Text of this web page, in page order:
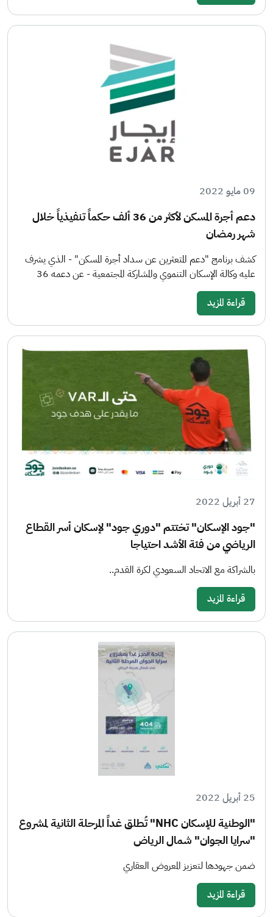
09 مايو 2022
دعم أجرة المسكن لأكثر من 36 ألف حكماً تنفيذياً خلال
شهر رمضان
كشف برنامج "دعم المتعثرين عن سداد أجرة المسكن" - الذي يشرف
عليه وكالة الإسكان التنموي والمشاركة المجتمعية - عن دعمه 36
قراءة المزيد
27 أبريل 2022
"جود الإسكان" تختتم "دوري جود" لإسكان أسر القطاع
الرياضي من فئة الأشد احتياجا
بالشراكة مع الاتحاد السعودي لكرة القدم..
قراءة المزيد
25 أبريل 2022
"الوطنية للإسكان NHC" تُطلق غداً المرحلة الثانية لمشروع
"سرايا الجوان" شمال الرياض
ضمن جهودها لتعزيز المعروض العقاري
قراءة المزيد